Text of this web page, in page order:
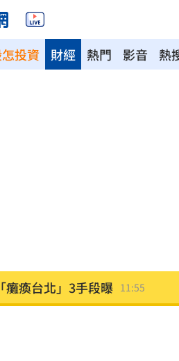
投資 熱門 影音 熱
財經
鮮血頭遭塞水池 11:55
殘 滿身血畫面瘋傳